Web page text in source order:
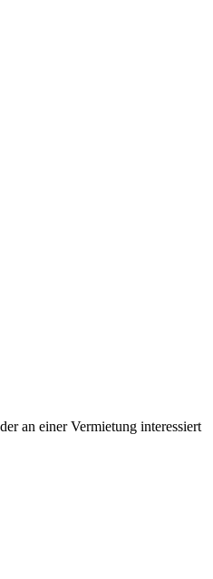
an einer Vermietung interessiert